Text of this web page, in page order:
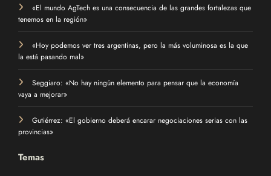
«El mundo AgTech es una consecuencia de las grandes fortalezas que
tenemos en la región»
«Hoy podemos ver tres argentinas, pero la más voluminosa es la que
la está pasando mal»
Seggiaro: «No hay ningún elemento para pensar que la economía
vaya a mejorar»
Gutiérrez: «El gobierno deberá encarar negociaciones serias con las
provincias»
Temas